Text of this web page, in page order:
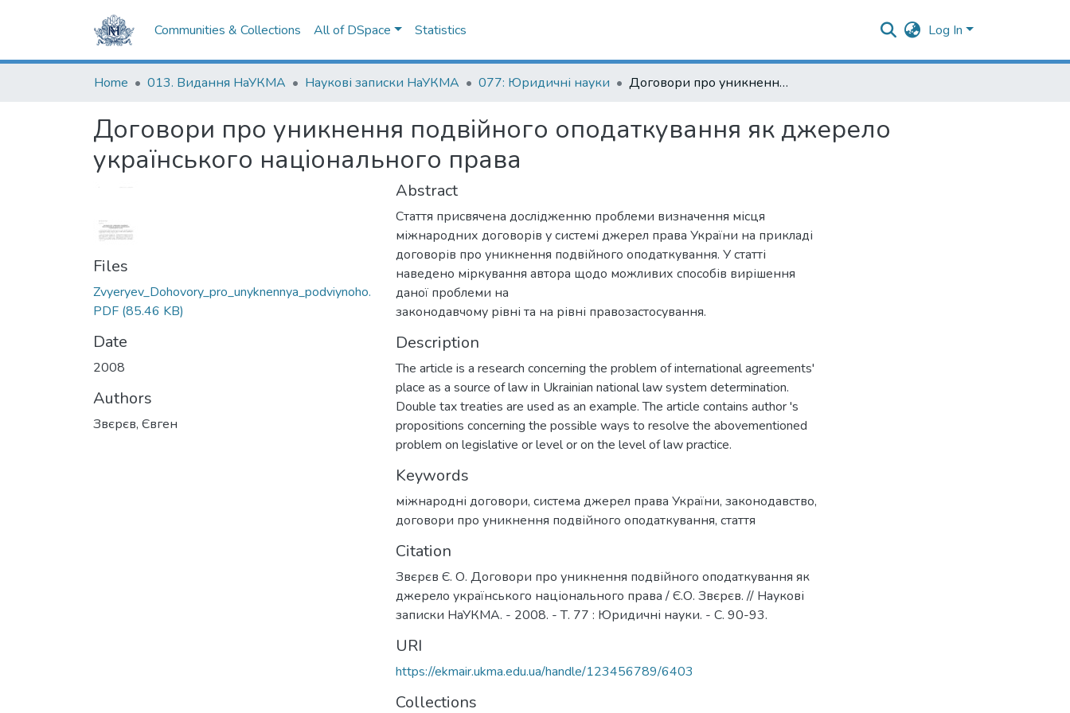
Communities & Collections All of DSpace Statistics Log In
Home 013. Видання НаУКМА Наукові записки НаУКМА 077: Юридичні науки Договори про уникнення подвійного оподаткування як джерело українського національного права
Договори про уникнення подвійного оподаткування як джерело
українського національного права
Files
Zvyeryev_Dohovory_pro_unyknennya_podviynoho.
PDF (85.46 KB)
Date
2008
Authors
Звєрєв, Євген
Abstract
Стаття присвячена дослідженню проблеми визначення місця
міжнародних договорів у системі джерел права України на прикладі
договорів про уникнення подвійного оподаткування. У статті
наведено міркування автора щодо можливих способів вирішення
даної проблеми на
законодавчому рівні та на рівні правозастосування.
Description
The article is a research concerning the problem of international agreements'
place as a source of law in Ukrainian national law system determination.
Double tax treaties are used as an example. The article contains author 's
propositions concerning the possible ways to resolve the abovementioned
problem on legislative or level or on the level of law practice.
Keywords
міжнародні договори, система джерел права України, законодавство,
договори про уникнення подвійного оподаткування, стаття
Citation
Звєрєв Є. О. Договори про уникнення подвійного оподаткування як
джерело українського національного права / Є.О. Звєрєв. // Наукові
записки НаУКМА. - 2008. - Т. 77 : Юридичні науки. - С. 90-93.
URI
https://ekmair.ukma.edu.ua/handle/123456789/6403
Collections